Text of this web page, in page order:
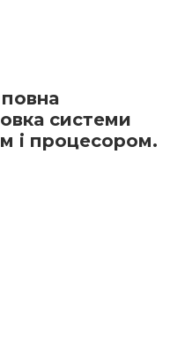
системи
і процесором.